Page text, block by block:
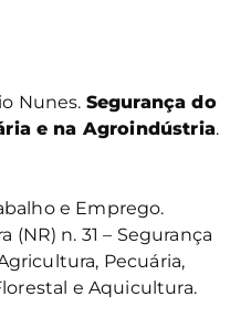
Nunes. Segurança do
e na Agroindústria.
e Emprego.
n. 31 – Segurança
Pecuária,
e Aquicultura.